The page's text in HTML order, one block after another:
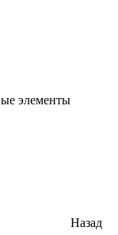
элементы
Назад